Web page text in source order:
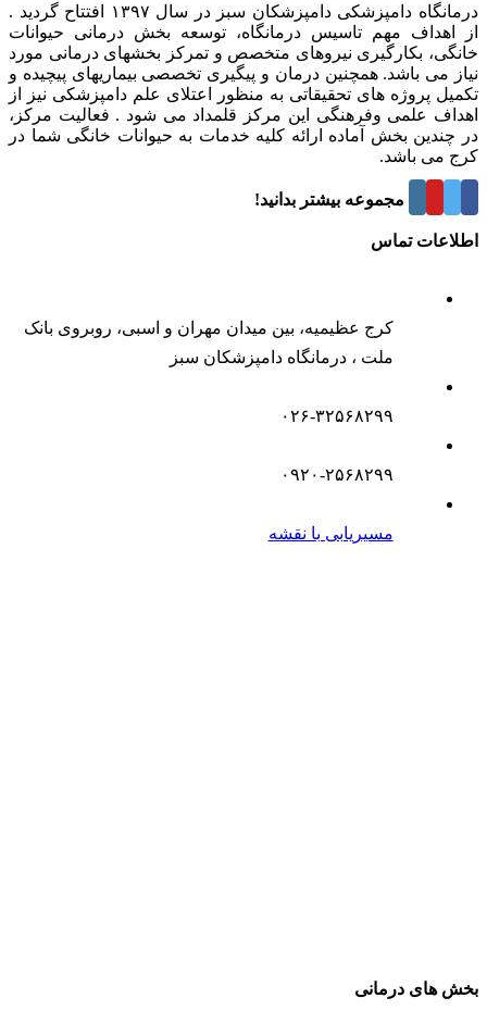
درمانگاه دامپزشکی دامپزشکان سبز در سال ۱۳۹۷ افتتاح گردید .
از اهداف مهم تاسیس درمانگاه، توسعه بخش درمانی حیوانات
خانگی، بکارگیری نیروهای متخصص و تمرکز بخشهای درمانی مورد
نیاز می باشد. همچنین درمان و پیگیری تخصصی بیماریهای پیچیده و
تکمیل پروژه های تحقیقاتی به منظور اعتلای علم دامپزشکی نیز از
اهداف علمی وفرهنگی این مرکز قلمداد می شود . فعالیت مرکز،
در چندین بخش آماده ارائه کلیه خدمات به حیوانات خانگی شما در
کرج می باشد.
درباره این مجموعه بیشتر بدانید!
اطلاعات تماس
کرج عظیمیه، بین میدان مهران و اسبی، روبروی بانک
ملت ، درمانگاه دامپزشکان سبز
۰۲۶-۳۲۵۶۸۲۹۹
۰۹۲۰-۲۵۶۸۲۹۹
مسیریابی با نقشه
بخش های درمانی